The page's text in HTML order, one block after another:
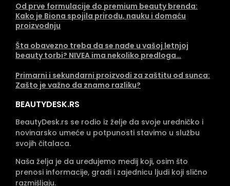
Od prve formulacije do premium beauty brenda:
Kako je Biona spojila prirodu, nauku i domaću
proizvodnju
Šta obavezno treba da se nađe u vašoj letnjoj
beauty torbi? NIVEA ima nekoliko predloga…
Primarni i sekundarni proizvodi za zaštitu od sunca:
Zašto je važno da znamo razliku?
BEAUTYDESK.RS
BeautyDesk.rs se rodio iz želje da svoje uredničko i
novinarsko umeće u potpunosti stavimo u službu
svojih čitalaca.
Naša želja je da uređujemo medij koji, osim što
prenosi informacije, gradi i zajednicu ljudi koji slično
razmišljaju.